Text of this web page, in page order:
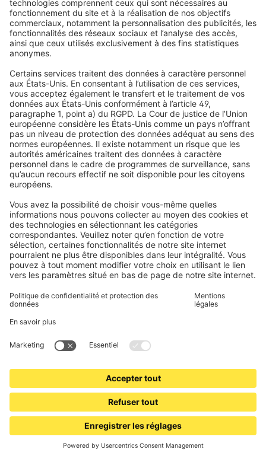
devienne simple et agréable.
Plus de confort, plus de temps pour vous
Grâce à votresmartphone, vous pouvez contrôler vosvolets
roulants, le chauffage ou vos systèmes de divertissement
directement depuis votre lit ou votre canapé. Fini les allers-
retours et les réglages fastidieux : votre maison s’adapte à vous,
et non l’inverse.
Résultat ? Vous passez moins de temps avec la technologieet
plus de temps pour ce qui compte vraiment : profiter de votre
famille, vous adonner à vos hobbies ou savourer votre série
préférée en toute sérénité.
Avec une maison intelligente, le confort devient naturel et votre
quotidien plus agréable.
Une maison intelligente qui protège votre
foyer
Avec desvolets roulants intelligents, votre maison devient un
véritable allié contre les cambrioleurs. Même lorsque vous êtes
absent, vos volets peuvent
simulant ainsi une présence.
est à la maison, vous offrantsécurité et sérénité
soyez. Avec Domondo, votre maison intelligenteveille sur vous
, même à distance.
Quels systèmes de maison intelligente choisir